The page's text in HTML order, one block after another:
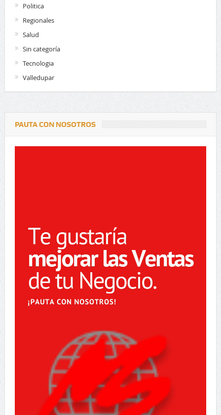
Politica
Regionales
Salud
Sin categoría
Tecnologia
Valledupar
PAUTA CON NOSOTROS